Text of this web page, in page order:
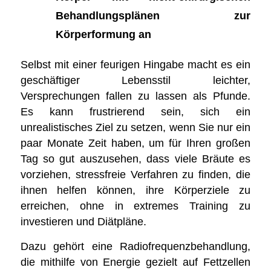
Behandlungsplänen zur
Körperformung an
Selbst mit einer feurigen Hingabe macht es ein
geschäftiger Lebensstil leichter,
Versprechungen fallen zu lassen als Pfunde.
Es kann frustrierend sein, sich ein
unrealistisches Ziel zu setzen, wenn Sie nur ein
paar Monate Zeit haben, um für Ihren großen
Tag so gut auszusehen, dass viele Bräute es
vorziehen, stressfreie Verfahren zu finden, die
ihnen helfen können, ihre Körperziele zu
erreichen, ohne in extremes Training zu
investieren und Diätpläne.
Dazu gehört eine Radiofrequenzbehandlung,
die mithilfe von Energie gezielt auf Fettzellen